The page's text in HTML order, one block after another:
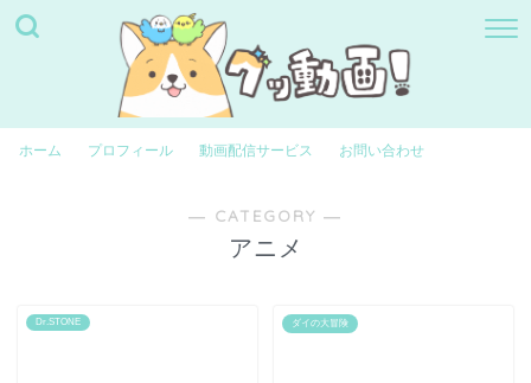
ホーム プロフィール 動画配信サービス お問い合わせ
― CATEGORY ―
アニメ
Dr.STONE ダイの大冒険